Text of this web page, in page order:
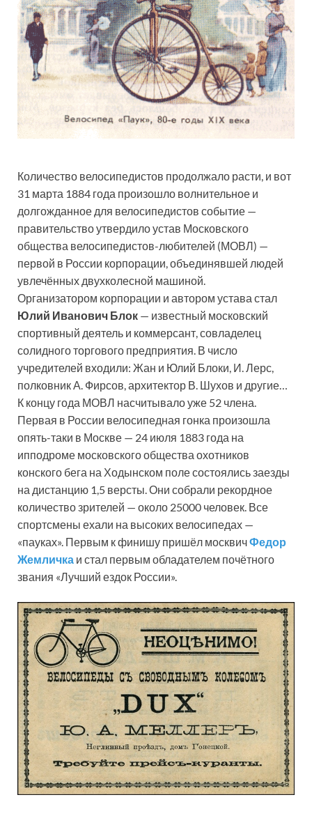
Количество велосипедистов продолжало расти, и вот
31 марта 1884 года произошло волнительное и
долгожданное для велосипедистов событие —
правительство утвердило устав Московского
общества велосипедистов-любителей (МОВЛ) —
первой в России корпорации, объединявшей людей
увлечённых двухколесной машиной.
Организатором корпорации и автором устава стал
Юлий Иванович Блок — известный московский
спортивный деятель и коммерсант, совладелец
солидного торгового предприятия. В число
учредителей входили: Жан и Юлий Блоки, И. Лерс,
полковник А. Фирсов, архитектор В. Шухов и другие…
К концу года МОВЛ насчитывало уже 52 члена.
Первая в России велосипедная гонка произошла
опять-таки в Москве — 24 июля 1883 года на
ипподроме московского общества охотников
конского бега на Ходынском поле состоялись заезды
на дистанцию 1,5 версты. Они собрали рекордное
количество зрителей — около 25000 человек. Все
спортсмены ехали на высоких велосипедах —
«пауках». Первым к финишу пришёл москвичФедор
Жемличка и стал первым обладателем почётного
звания «Лучший ездок России».